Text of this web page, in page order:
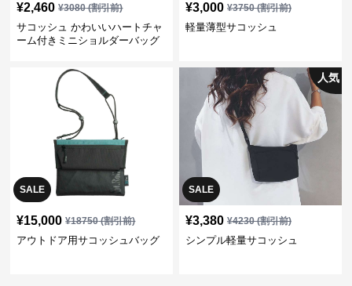
¥2,460 ¥3080(割引前)
サコッシュ かわいいハートチャ
ーム付きミニショルダーバッグ
¥3,000 ¥3750(割引前)
軽量薄型サコッシュ
SALE
¥15,000 ¥18750(割引前)
アウトドア用サコッシュバッグ
SALE
人気
¥3,380 ¥4230(割引前)
シンプル軽量サコッシュ